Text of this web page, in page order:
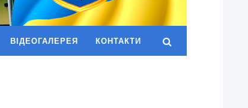
ВІДЕОГАЛЕРЕЯ КОНТАКТИ